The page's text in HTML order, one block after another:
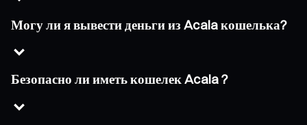
Могу ли я вывести деньги из Acala кошелька?
Безопасно ли иметь кошелек Acala ?